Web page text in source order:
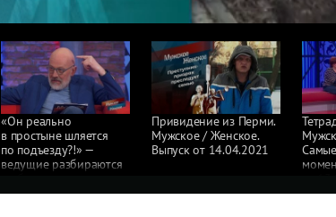
«Он реально
в простыне шляется
по подъезду?!» —
ведущие разбираются
Мужское / Женское.
Привидение из Перми.
Мужское / Женское.
Выпуск от 14.04.2021